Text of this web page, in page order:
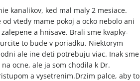
kanalikov, ked mal maly 2 mesiace.
vtedy mame pokoj a ocko nebolo ani
a hnisave. Brali sme kvapky-
to bude v poriadku. Niektorym
ale ine deti potrebuju viac. Inak sme
ocne, ale ja som chodila k Dr.
a vysetrenim.Drzim palce, aby to